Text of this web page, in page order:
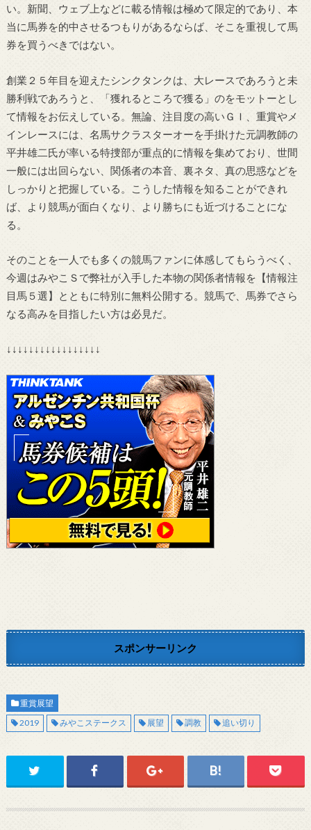
い。新聞、ウェブ上などに載る情報は極めて限定的であり、本
当に馬券を的中させるつもりがあるならば、そこを重視して馬
券を買うべきではない。
創業２５年目を迎えたシンクタンクは、大レースであろうと未
勝利戦であろうと、「獲れるところで獲る」のをモットーとし
て情報をお伝えしている。無論、注目度の高いＧＩ、重賞やメ
インレースには、名馬サクラスターオーを手掛けた元調教師の
平井雄二氏が率いる特捜部が重点的に情報を集めており、世間
一般には出回らない、関係者の本音、裏ネタ、真の思惑などを
しっかりと把握している。こうした情報を知ることができれ
ば、より競馬が面白くなり、より勝ちにも近づけることにな
る。
そのことを一人でも多くの競馬ファンに体感してもらうべく、
今週はみやこＳで弊社が入手した本物の関係者情報を【情報注
目馬５選】とともに特別に無料公開する。競馬で、馬券でさら
なる高みを目指したい方は必見だ。
↓↓↓↓↓↓↓↓↓↓↓↓↓↓↓↓↓
スポンサーリンク
重賞展望
2019
みやこステークス 展望 調教 追い切り